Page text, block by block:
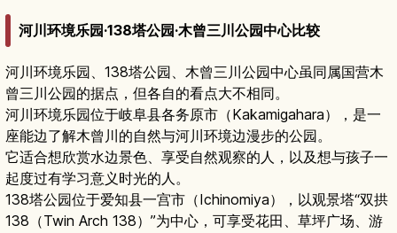
河川环境乐园·138塔公园·木曾三川公园中心比较
河川环境乐园、138塔公园、木曾三川公园中心虽同属国营木
曾三川公园的据点，但各自的看点大不相同。
河川环境乐园位于岐阜县各务原市（Kakamigahara），是一
座能边了解木曾川的自然与河川环境边漫步的公园。
它适合想欣赏水边景色、享受自然观察的人，以及想与孩子一
起度过有学习意义时光的人。
138塔公园位于爱知县一宫市（Ichinomiya），以观景塔“双拱
138（Twin Arch 138）”为中心，可享受花田、草坪广场、游